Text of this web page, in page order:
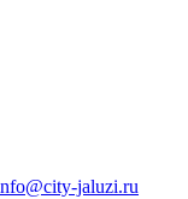
jaluzi.ru